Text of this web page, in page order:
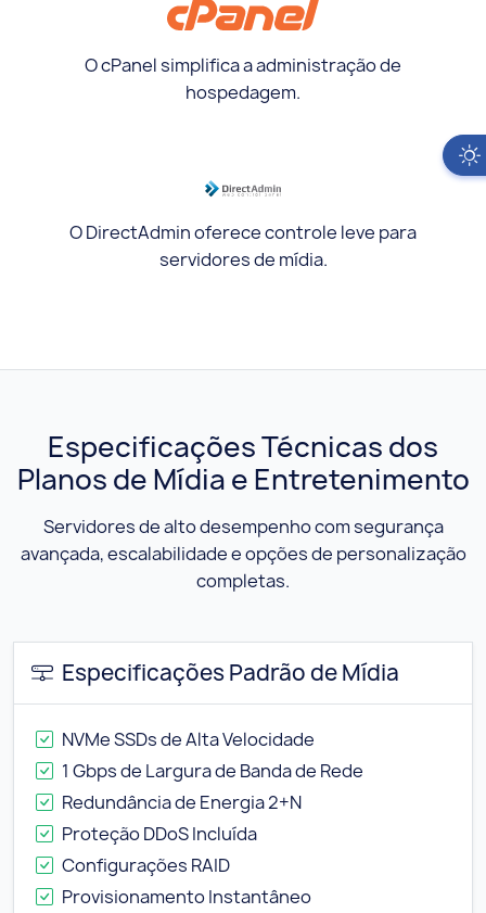
O cPanel simplifica a administração de
hospedagem.
O DirectAdmin oferece controle leve para
servidores de mídia.
Especificações Técnicas dos
Planos de Mídia e Entretenimento
Servidores de alto desempenho com segurança
avançada, escalabilidade e opções de personalização
completas.
Especificações Padrão de Mídia
NVMe SSDs de Alta Velocidade
1 Gbps de Largura de Banda de Rede
Redundância de Energia 2+N
Proteção DDoS Incluída
Configurações RAID
Provisionamento Instantâneo